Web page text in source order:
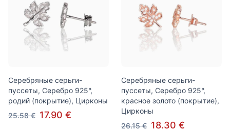
Серебряные серьги-
пуссеты, Серебро 925°,
родий (покрытие), Цирконы
25.58 € 17.90 €
Серебряные серьги-
пуссеты, Серебро 925°,
красное золото (покрытие),
Цирконы
26.15 € 18.30 €